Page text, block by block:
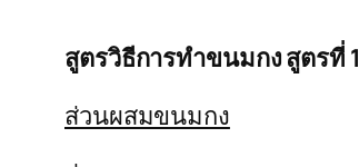
สูตรวิธีการทำขนมกง สูตรที่ 1
ส่วนผสมขนมกง